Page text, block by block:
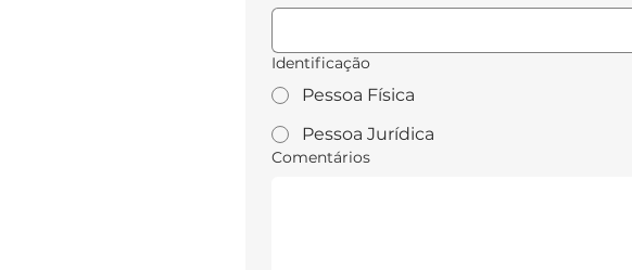
Identificação
Pessoa Física
Pessoa Jurídica
Comentários